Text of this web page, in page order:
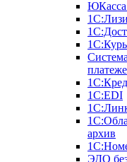
1С:EDI
архив
ЭДО